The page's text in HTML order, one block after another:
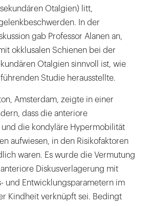
Otalgien) litt,
In der
gab Professor Alanen an,
okklusalen Schienen bei der
Otalgien sinnvoll ist, wie
Studie herausstellte.
Amsterdam, zeigte in einer
dass die anteriore
und die kondyläre Hypermobilität
aufwiesen, in den Risikofaktoren
waren. Es wurde die Vermutung
Diskusverlagerung mit
und Entwicklungsparametern im
Kindheit verknüpft sei. Bedingt